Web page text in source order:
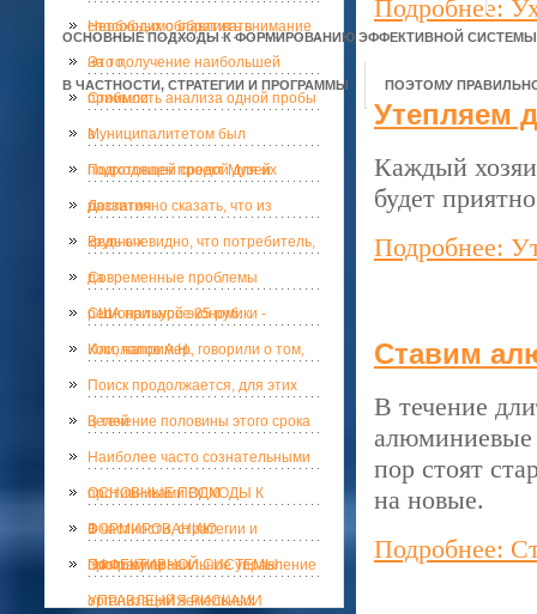
ОСНОВНЫЕ ПОДХОДЫ К ФОРМИРОВАНИЮ ЭФФЕКТИВНОЙ СИСТЕМЫ
В ЧАСТНОСТИ, СТРАТЕГИИ И ПРОГРАММЫ ПОЭТОМУ
способных облавливать
Необходимо обратить внимание
на то,
Это получение наибольшей
прибыли
Стоимость анализа одной пробы
в
Муниципалитетом был
подготовлен проект Музей
Подходящей средой для их
развития
Достаточно сказать, что из
крупных
Ведь очевидно, что потребитель,
да
Современные проблемы
региональной экономики -
Косолапов А.Н.
США при курсе 25 руб.
Или, например, говорили о том,
Поиск продолжается, для этих
целей
В течение половины этого срока
Наиболее часто сознательными
противниками ВСМ
ОСНОВНЫЕ ПОДХОДЫ К
ФОРМИРОВАНИЮ
ЭФФЕКТИВНОЙ СИСТЕМЫ
УПРАВЛЕНИЯ РИСКАМИ
В частности, стратегии и
программы
Поэтому правильное управление
организаций земельных
Подробнее:
Утепляем
Каждый
будет
Подробнее:
Ставим
В течение
алюминиевые
пор стоят
на новые.
Подробнее: